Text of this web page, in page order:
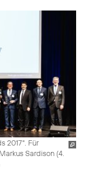
2017". Für
Sardison (4.